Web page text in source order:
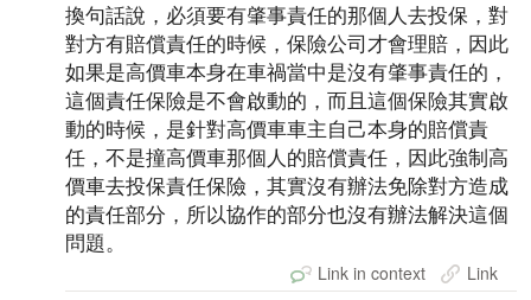
換句話說，必須要有肇事責任的那個人去投保，對
對方有賠償責任的時候，保險公司才會理賠，因此
如果是高價車本身在車禍當中是沒有肇事責任的，
這個責任保險是不會啟動的，而且這個保險其實啟
動的時候，是針對高價車車主自己本身的賠償責
任，不是撞高價車那個人的賠償責任，因此強制高
價車去投保責任保險，其實沒有辦法免除對方造成
的責任部分，所以協作的部分也沒有辦法解決這個
問題。
Link in context Link